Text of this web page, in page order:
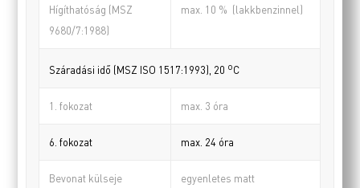
Hígíthatóság (MSZ
9680/7:1988)
max. 10 % (lakkbenzinnel)
Száradási idő (MSZ ISO 1517:1993), 20 oC
1. fokozat max. 3 óra
6. fokozat max. 24 óra
Bevonat külseje egyenletes matt